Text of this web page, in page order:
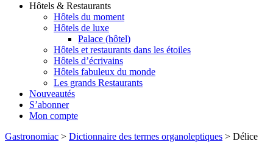
Hôtels & Restaurants
Hôtels du moment
Hôtels de luxe
Palace (hôtel)
Hôtels et restaurants dans les étoiles
Hôtels d’écrivains
Hôtels fabuleux du monde
Les grands Restaurants
Nouveautés
S’abonner
Mon compte
Gastronomiac > Dictionnaire des termes organoleptiques > Délice